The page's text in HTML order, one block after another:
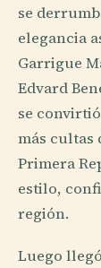
se
elegancia
Garrigue
Edvard
se
más cultas
Primera
estilo,
región.
Luego